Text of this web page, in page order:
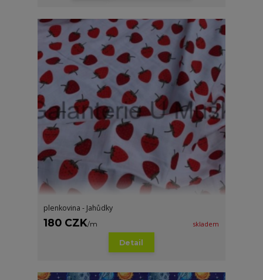
plenkovina - Jahůdky
180 CZK/m skladem
Detail